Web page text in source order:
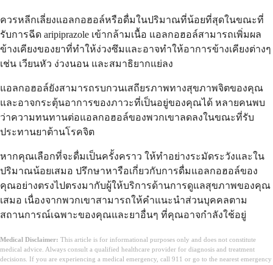
ควรหลีกเลี่ยงแอลกอฮอล์หรือดื่มในปริมาณที่น้อยที่สุดในขณะที่
รับการฉีด aripiprazole เข้ากล้ามเนื้อ แอลกอฮอล์สามารถเพิ่มผล
ข้างเคียงของยาที่ทำให้ง่วงซึมและอาจทำให้อาการข้างเคียงต่างๆ
เช่น เวียนหัว ง่วงนอน และสมาธิยากแย่ลง
แอลกอฮอล์ยังสามารถรบกวนเสถียรภาพทางสุขภาพจิตของคุณ
และอาจกระตุ้นอาการของภาวะที่เป็นอยู่ของคุณได้ หลายคนพบ
ว่าความทนทานต่อแอลกอฮอล์ของพวกเขาลดลงในขณะที่รับ
ประทานยาต้านโรคจิต
หากคุณเลือกที่จะดื่มเป็นครั้งคราว ให้ทำอย่างระมัดระวังและใน
ปริมาณน้อยเสมอ ปรึกษาหารือเกี่ยวกับการดื่มแอลกอฮอล์ของ
คุณอย่างตรงไปตรงมากับผู้ให้บริการด้านการดูแลสุขภาพของคุณ
เสมอ เนื่องจากพวกเขาสามารถให้คำแนะนำส่วนบุคคลตาม
สถานการณ์เฉพาะของคุณและยาอื่นๆ ที่คุณอาจกำลังใช้อยู่
Medical Disclaimer: This article is for informational purposes only and does not constitute
medical advice. Always consult a qualified healthcare provider for diagnosis and treatment
decisions. If you are experiencing a medical emergency, call 911 or go to the nearest emergency